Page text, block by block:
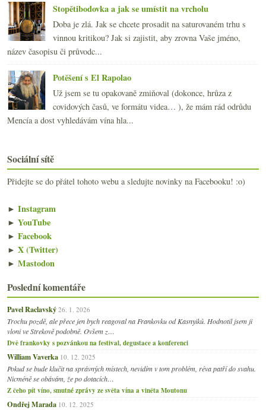
Stopětibodovka a jak se umístit na vrcholu
Doba je zlá. Jak se chcete prosadit na saturovaném trhu s
vinnou kritikou? Jak si zajistit, aby zrovna Vaše jméno,
název časopisu či průvodc...
Potěšení s El Rapolao
Už jsem se tu opakovaně zmiňoval (dokonce, hrůza z
covidových časů, ve formátu videa… ), že mám rád odrůdu
Mencía a dost vyhledávám vína hla...
Sociální sítě
Přidejte se do přátel tohoto webu a sledujte novinky na Facebooku! :o)
► Instagram
► YouTube
► Facebook
► X (Twitter)
► Mastodon
Poslední komentáře
Pavel Raclavský 26. 1. 2026
Trochu pozdě, ale přece jen bych reagoval na Frankovku od Kasnyiků. Hodnotil jsem ji
vloni ve Strekově podobně. Ovšem z…
Dvě frankovky s pozvánkou na festival, degustace a konferenci
William Vaverka 10. 12. 2025
Pokud se bude klučit na správných místech, nevidím v tom problém, réva patří do svahu.
Nicméně se obávám, že po dotacích…
Z čeho pít víno, smutné zprávy ze světa vína a viněta Moutonu
Ondřej Marada 10. 12. 2025